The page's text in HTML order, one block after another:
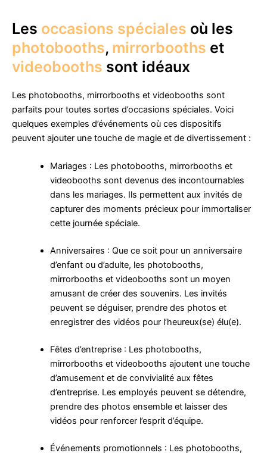
Les occasions spéciales où les
photobooths, mirrorbooths et
videobooths sont idéaux
Les photobooths, mirrorbooths et videobooths sont
parfaits pour toutes sortes d’occasions spéciales. Voici
quelques exemples d’événements où ces dispositifs
peuvent ajouter une touche de magie et de divertissement :
Mariages : Les photobooths, mirrorbooths et
videobooths sont devenus des incontournables
dans les mariages. Ils permettent aux invités de
capturer des moments précieux pour immortaliser
cette journée spéciale.
Anniversaires : Que ce soit pour un anniversaire
d’enfant ou d’adulte, les photobooths,
mirrorbooths et videobooths sont un moyen
amusant de créer des souvenirs. Les invités
peuvent se déguiser, prendre des photos et
enregistrer des vidéos pour l’heureux(se) élu(e).
Fêtes d’entreprise : Les photobooths,
mirrorbooths et videobooths ajoutent une touche
d’amusement et de convivialité aux fêtes
d’entreprise. Les employés peuvent se détendre,
prendre des photos ensemble et laisser des
vidéos pour renforcer l’esprit d’équipe.
Événements promotionnels : Les photobooths,